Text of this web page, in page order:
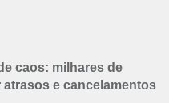
caos: milhares de
e cancelamentos